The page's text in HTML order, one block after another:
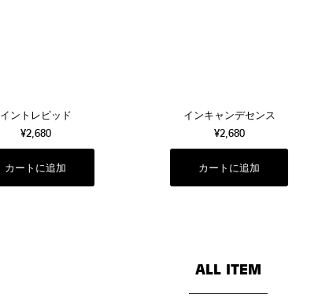
イントレピッド
¥2,680
インキャンデセンス
¥2,680
ALL ITEM